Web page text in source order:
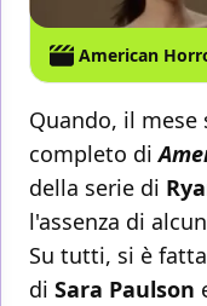
American
Quando, il
completo di
della serie di
l'assenza di
Su tutti, si è
di Sara Paulson